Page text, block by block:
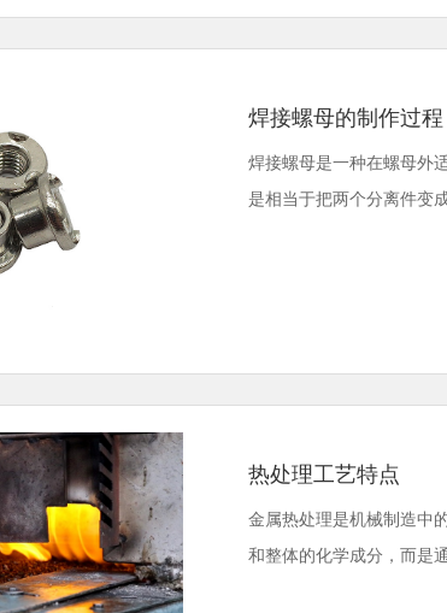
焊接螺母的制作过程
焊接螺母是一种在螺母外
是相当于把两个分离件变
热处理工艺特点
金属热处理是机械制造中
和整体的化学成分，而是